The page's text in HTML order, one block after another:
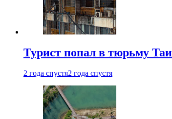
Турист попал в тюрьму
2 года спустя2 года спустя